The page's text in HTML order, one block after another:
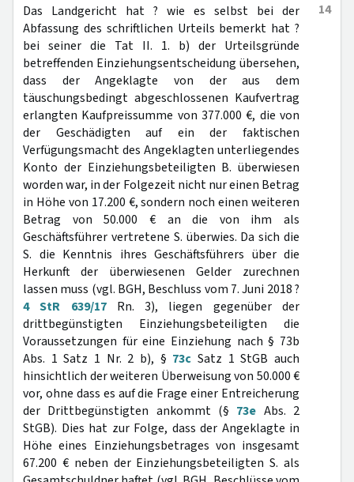
14
Das Landgericht hat ? wie es selbst bei der
Abfassung des schriftlichen Urteils bemerkt hat ?
bei seiner die Tat II. 1. b) der Urteilsgründe
betreffenden Einziehungsentscheidung übersehen,
dass der Angeklagte von der aus dem
täuschungsbedingt abgeschlossenen Kaufvertrag
erlangten Kaufpreissumme von 377.000 €, die von
der Geschädigten auf ein der faktischen
Verfügungsmacht des Angeklagten unterliegendes
Konto der Einziehungsbeteiligten B. überwiesen
worden war, in der Folgezeit nicht nur einen Betrag
in Höhe von 17.200 €, sondern noch einen weiteren
Betrag von 50.000 € an die von ihm als
Geschäftsführer vertretene S. überwies. Da sich die
S. die Kenntnis ihres Geschäftsführers über die
Herkunft der überwiesenen Gelder zurechnen
lassen muss (vgl. BGH, Beschluss vom 7. Juni 2018 ?
4 StR 639/17Rn. 3), liegen gegenüber der
drittbegünstigten Einziehungsbeteiligten die
Voraussetzungen für eine Einziehung nach § 73b
Abs. 1 Satz 1 Nr. 2 b), § 73c Satz 1 StGB auch
hinsichtlich der weiteren Überweisung von 50.000 €
vor, ohne dass es auf die Frage einer Entreicherung
der Drittbegünstigten ankommt (§ 73e Abs. 2
StGB). Dies hat zur Folge, dass der Angeklagte in
Höhe eines Einziehungsbetrages von insgesamt
67.200 € neben der Einziehungsbeteiligten S. als